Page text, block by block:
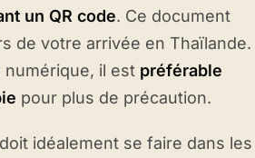
un QR code. Ce document
de votre arrivée en Thaïlande.
il est préférable
pour plus de précaution.
idéalement se faire dans les